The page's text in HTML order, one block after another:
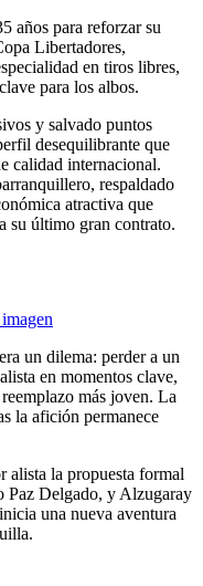
años para reforzar su
Libertadores,
en tiros libres,
para los albos.
y salvado puntos
desequilibrante que
calidad internacional.
respaldado
atractiva que
su último gran contrato.
un dilema: perder a un
en momentos clave,
más joven. La
la afición permanece
alista la propuesta formal
Paz Delgado, y Alzugaray
una nueva aventura